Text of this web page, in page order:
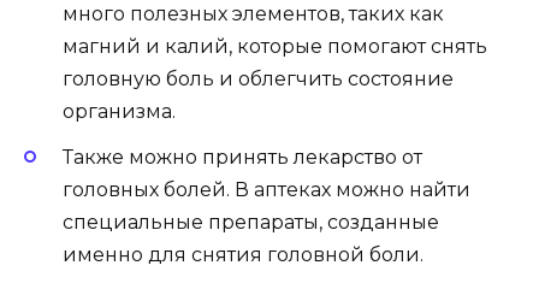
много полезных элементов, таких как
магний и калий, которые помогают снять
головную боль и облегчить состояние
организма.
Также можно принять лекарство от
головных болей. В аптеках можно найти
специальные препараты, созданные
именно для снятия головной боли.